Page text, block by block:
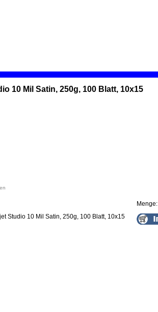
10 Mil Satin, 250g, 100 Blatt, 10x15
Studio 10 Mil Satin, 250g, 100 Blatt, 10x15
Menge: